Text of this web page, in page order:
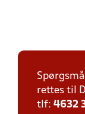
rettes til
tlf: 4632